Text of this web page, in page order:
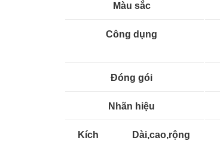
Màu sắc
Công dụng
Đóng gói
Nhãn hiệu
Kích
Dài,cao,rộng